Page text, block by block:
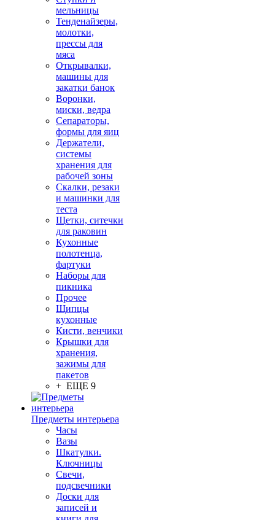
мельницы
Тенденайзеры,
молотки,
прессы для
мяса
Открывалки,
машины для
закатки банок
Воронки,
миски, ведра
Сепараторы,
формы для яиц
Держатели,
системы
хранения для
рабочей зоны
Скалки, резаки
и машинки для
теста
Щетки, ситечки
для раковин
Кухонные
полотенца,
фартуки
Наборы для
пикника
Прочее
Щипцы
кухонные
Кисти, венчики
Крышки для
хранения,
зажимы для
пакетов
+ ЕЩЕ 9
Предметы интерьера
Часы
Вазы
Шкатулки.
Ключницы
Свечи,
подсвечники
Доски для
записей и